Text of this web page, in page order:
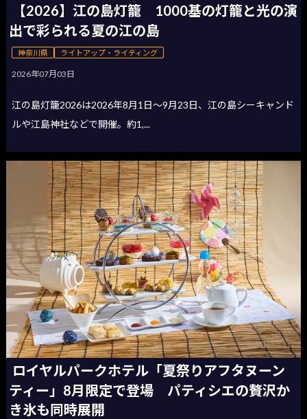
【2026】江の島灯籠 1000基の灯籠と光の演
出で彩られる夏の江の島
神奈川県 ライトアップ・ライティング
2026年07月03日
江の島灯籠2026は2026年8月1日〜9月23日、江の島シーキャンド
ルや江島神社などで開催。約1,...
ロイヤルパークホテル「夏祭りアフタヌーン
ティー」8月限定で登場 パティシエの贅沢か
き氷も同時展開